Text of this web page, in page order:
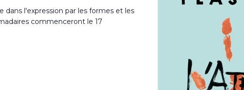
dans l'expression par les formes et les
commenceront le 17